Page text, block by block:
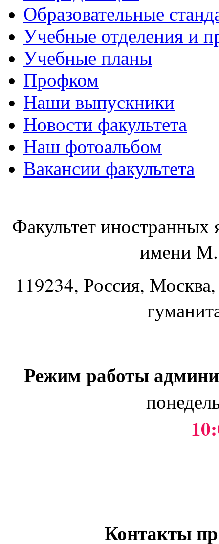
Образовательные
Учебные отделения и
Учебные планы
Профком
Наши выпускники
Новости факультета
Наш фотоальбом
Вакансии факультета
Факультет
имени
119234, Россия,
Режим работы
Контакты